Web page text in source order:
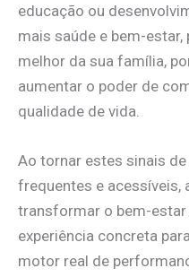
educação ou
mais saúde e bem-
melhor da sua família,
aumentar o poder de
qualidade de vida.
Ao tornar estes sinais
frequentes e acessíveis,
transformar o bem-
experiência concreta
motor real de